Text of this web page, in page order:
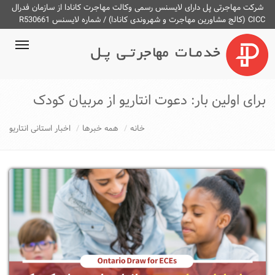
شرکت مهاجرتی پل دارای لایسنس رسمی وکالت مهاجرت کانادا از سازمان فدرال
CICC (کالج مشاورین مهاجرت و شهروندی کانادا) / شماره لایسنس R530661
برای اولین بار: دعوت انتاریو از مربیان کودک
خانه همه خبرها اخبار استانی انتاریو